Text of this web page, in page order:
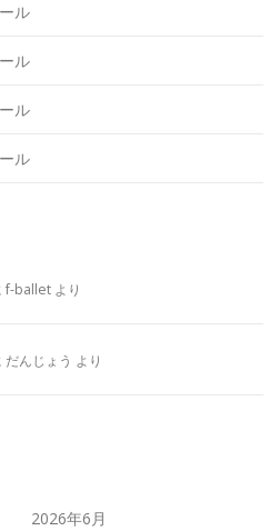
ル
ル
ル
ル
f-ballet より
だんじょう より
2026年6月